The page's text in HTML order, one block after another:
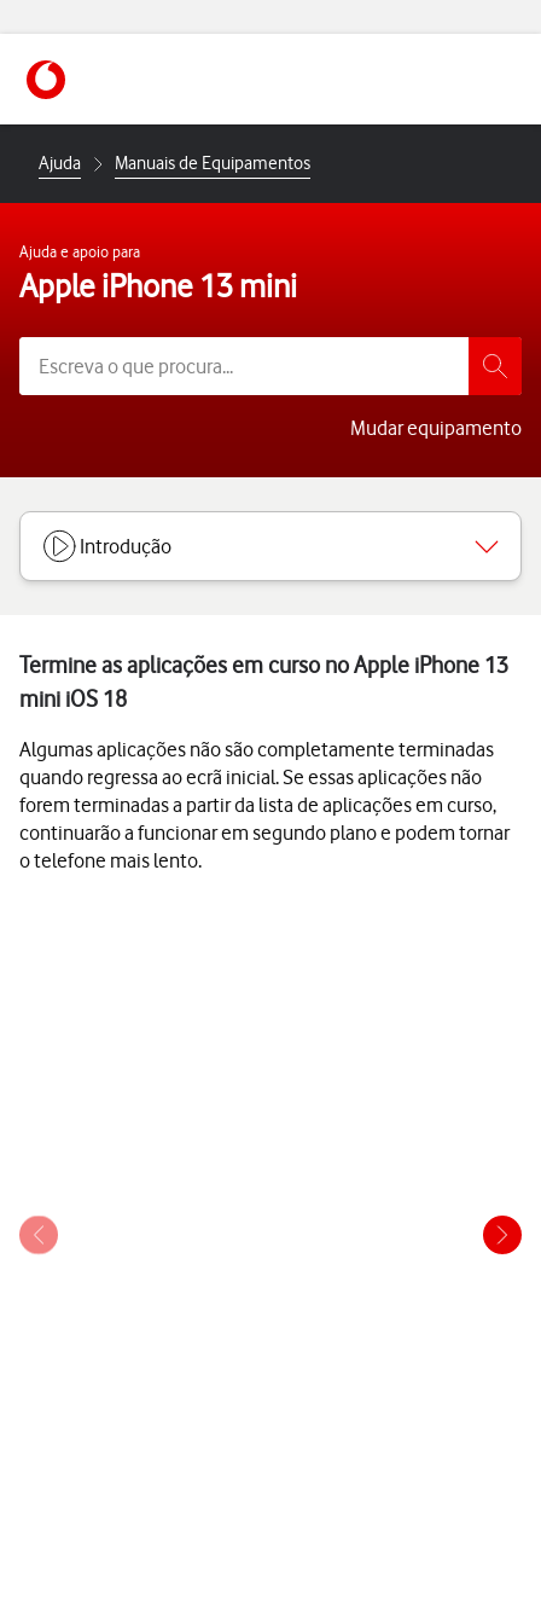
https://www.vodafone.pt
Ajuda Manuais de Equipamentos
Ajuda e apoio para
Apple iPhone 13 mini
Mudar equipamento
Introdução
Termine as aplicações em curso no Apple iPhone 13
mini iOS 18
Algumas aplicações não são completamente terminadas
quando regressa ao ecrã inicial. Se essas aplicações não
forem terminadas a partir da lista de aplicações em curso,
continuarão a funcionar em segundo plano e podem tornar
o telefone mais lento.